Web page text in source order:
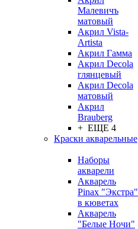
Малевичъ
матовый
Акрил Vista-
Artista
Акрил Гамма
Акрил Decola
глянцевый
Акрил Decola
матовый
Акрил
Brauberg
+ ЕЩЕ 4
Краски акварельные
Наборы
акварели
Акварель
Pinax "Экстра"
в кюветах
Акварель
"Белые Ночи"